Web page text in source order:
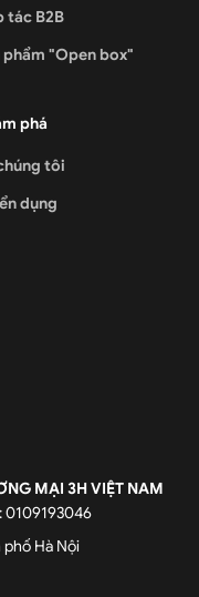
tác B2B
phẩm "Open box"
phá
tôi
dụng
MẠI 3H VIỆT NAM
0109193046
phố Hà Nội